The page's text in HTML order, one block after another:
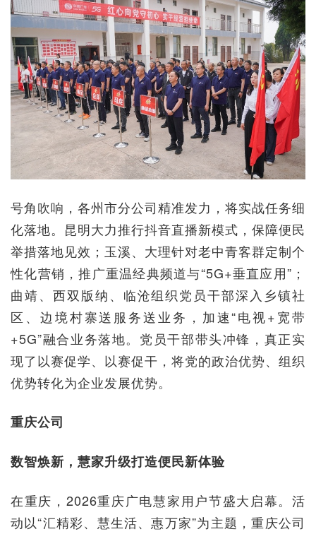
号角吹响，各州市分公司精准发力，将实战任务细
化落地。昆明大力推行抖音直播新模式，保障便民
举措落地见效；玉溪、大理针对老中青客群定制个
性化营销，推广重温经典频道与“5G+垂直应用”；
曲靖、西双版纳、临沧组织党员干部深入乡镇社
区、边境村寨送服务送业务，加速“电视+宽带
+5G”融合业务落地。党员干部带头冲锋，真正实
现了以赛促学、以赛促干，将党的政治优势、组织
优势转化为企业发展优势。
重庆公司
数智焕新，慧家升级打造便民新体验
在重庆，2026重庆广电慧家用户节盛大启幕。活
动以“汇精彩、慧生活、惠万家”为主题，重庆公司